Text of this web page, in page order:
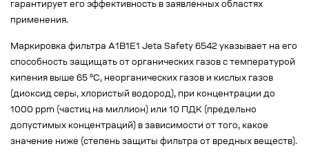
гарантирует его эффективность в заявленных областях
применения.
Маркировка фильтра A1B1E1 Jeta Safety 6542 указывает на его
способность защищать от органических газов с температурой
кипения выше 65 °C, неорганических газов и кислых газов
(диоксид серы, хлористый водород), при концентрации до
1000 ppm (частиц на миллион) или 10 ПДК (предельно
допустимых концентраций) в зависимости от того, какое
значение ниже (степень защиты фильтра от вредных веществ).